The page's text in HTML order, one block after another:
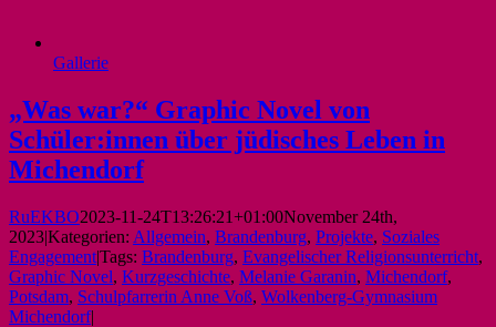
Gallerie
„Was war?“ Graphic Novel von
Schüler:innen über jüdisches Leben in
Michendorf
RuEKBO2023-11-24T13:26:21+01:00November 24th,
2023|Kategorien: Allgemein, Brandenburg, Projekte, Soziales
Engagement|Tags: Brandenburg, Evangelischer Religionsunterricht,
Graphic Novel, Kurzgeschichte, Melanie Garanin, Michendorf,
Potsdam, Schulpfarrerin Anne Voß, Wolkenberg-Gymnasium
Michendorf|